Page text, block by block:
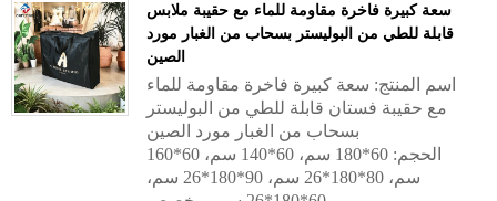
سعة كبيرة فاخرة مقاومة للماء مع حقيبة ملابس
قابلة للطي من البوليستر بسحاب من الغبار مورد
الصين
اسم المنتج: سعة كبيرة فاخرة مقاومة للماء
مع حقيبة فستان قابلة للطي من البوليستر
بسحاب من الغبار مورد الصين
الحجم: 60*180 سم، 60*140 سم، 60*160
سم، 80*180*26 سم، 90*180*26 سم،